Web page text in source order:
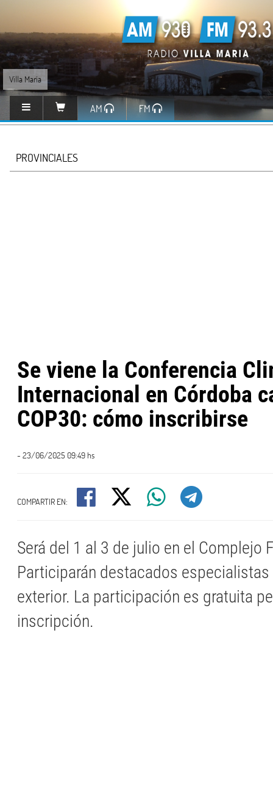
Villa María
AM FM
PROVINCIALES
Se viene la Conferencia
Internacional en Córdoba
COP30: cómo inscribirse
- 23/06/2025 09:49 hs
COMPARTIR EN:
Será del 1 al 3 de julio en el Complejo
Participarán destacados
exterior. La participación es gratuita
inscripción.